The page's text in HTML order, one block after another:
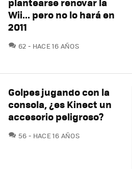
Wii... pero no lo hará en
2011
62 COMENTARIOS
HACE 16 AÑOS
Golpes jugando con la
consola, ¿es Kinect un
accesorio peligroso?
56 COMENTARIOS
HACE 16 AÑOS